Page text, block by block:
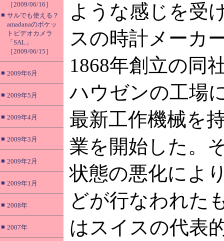
［2009/06/16］
■ サルでも使える？
amadanaのポケッ
トビデオカメラ
「SAL」
［2009/06/15］
■ 2009年6月
■ 2009年5月
■ 2009年4月
■ 2009年3月
■ 2009年2月
■ 2009年1月
■ 2008年
■ 2007年
ような感じを受
スの時計メーカ
1868年創立の同
ハウゼンの工場
最新工作機械を
業を開始した。
状態の悪化によ
どが行なわれた
はスイスの代表